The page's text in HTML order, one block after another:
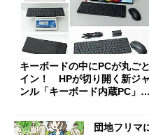
キーボードの中にPCが丸ごと
イン！ HPが切り開く新ジャ
ンル「キーボード内蔵PC」の
団地フリマ